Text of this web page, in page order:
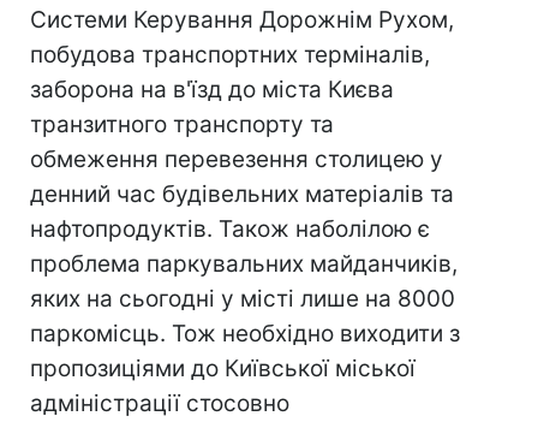
Системи Керування Дорожнім Рухом,
побудова транспортних терміналів,
заборона на в'їзд до міста Києва
транзитного транспорту та
обмеження перевезення столицею у
денний час будівельних матеріалів та
нафтопродуктів. Також наболілою є
проблема паркувальних майданчиків,
яких на сьогодні у місті лише на 8000
паркомісць. Тож необхідно виходити з
пропозиціями до Київської міської
адміністрації стосовно